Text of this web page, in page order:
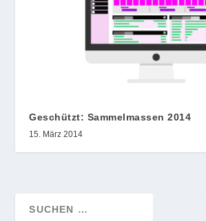
Geschützt: Sammelmassen 2014
15. März 2014